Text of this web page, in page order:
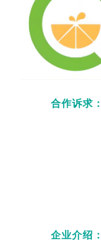
合作诉求：
企业介绍：